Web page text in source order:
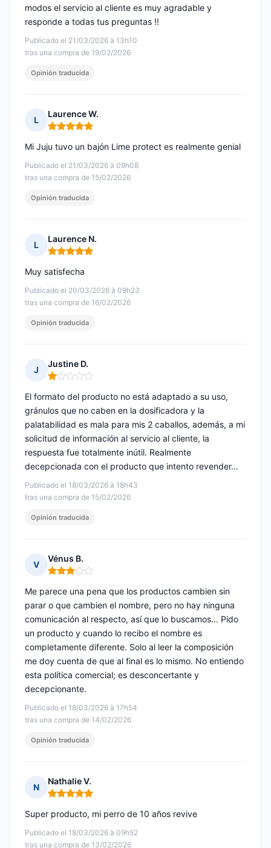
Publicado el 21/03/2026 à 13h10
tras una compra de 19/02/2026
modos el servicio al cliente es muy agradable y
responde a todas tus preguntas !!
Opinión traducida
L
Laurence W.
Nota: 5 de 5
Publicado el 21/03/2026 à 09h08
tras una compra de 15/02/2026
Mi Juju tuvo un bajón Lime protect es realmente genial
Opinión traducida
L
Laurence N.
Nota: 5 de 5
Publicado el 20/03/2026 à 09h23
tras una compra de 16/02/2026
Muy satisfecha
Opinión traducida
J
Justine D.
Nota: 1 de 5
Publicado el 18/03/2026 à 18h43
tras una compra de 15/02/2026
El formato del producto no está adaptado a su uso,
gránulos que no caben en la dosificadora y la
palatabilidad es mala para mis 2 caballos, además, a mi
solicitud de información al servicio al cliente, la
respuesta fue totalmente inútil. Realmente
decepcionada con el producto que intento revender…
Opinión traducida
V
Vénus B.
Nota: 3 de 5
Publicado el 18/03/2026 à 17h54
tras una compra de 14/02/2026
Me parece una pena que los productos cambien sin
parar o que cambien el nombre, pero no hay ninguna
comunicación al respecto, así que lo buscamos... Pido
un producto y cuando lo recibo el nombre es
completamente diferente. Solo al leer la composición
me doy cuenta de que al final es lo mismo. No entiendo
esta política comercial; es desconcertante y
decepcionante.
Opinión traducida
N
Nathalie V.
Nota: 5 de 5
Publicado el 18/03/2026 à 09h52
tras una compra de 13/02/2026
Super producto, mi perro de 10 años revive